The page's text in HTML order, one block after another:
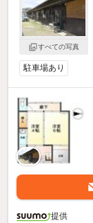
すべての写真
駐車場あり
提供